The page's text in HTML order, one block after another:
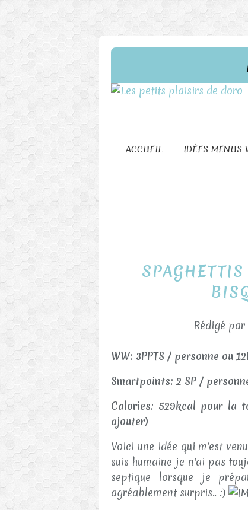
ACCUEIL IDÉES MENUS
Rédigé
WW: 3PPTS / personne ou
Smartpoints: 2 SP /
Calories: 529kcal pour la
ajouter)
Voici une idée qui m'est
suis humaine je n'ai pas
septique lorsque je
agréablement surpris.. :)